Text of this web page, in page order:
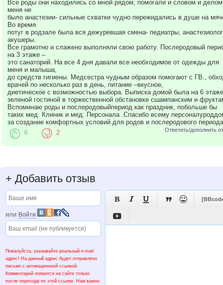
Все роды они находились со мной рядом, помогали и словом и
меня не
было анастезии- сильные схватки чудно пережидались в душе на
Во время
потуг в родзале была вся дежуревшая смена- педиатры,
акушеры.
Все грамотно и слажено выполняли свою работу. Послеродовый
на 3 этаже –
это санаторий. На все 4 дня давали все необходимое от одежды для
меня и малыша,
до средств гигиены. Медсестра чудным образом помогают с ГВ.,
врачей по несколько раз в день, питание –вкусное,
диетическое с возможностью выбора. Выписка домой была на 6
зеленой гостиной в торжественной обстановке сшампанским и
Вспоминаю роды и послеродовыйпериод как праздник, побольше бы
таких мед. Клиник и мед. Персонала .Спасибо всему
за создание комфортных условий для родов и послеродового
Ответить/дополнить
6 2
+ Добавить отзыв
или Войти
Пожалуйста, указывайте реальный e-mail
адрес! На данный адрес будет отправлено
письмо с активационной ссылкой.
Комментарий появится на сайте только
после перехода по этой ссылке. Нам важно
   

